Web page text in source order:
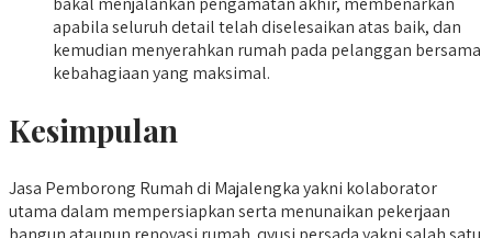
apabila seluruh detail telah diselesaikan atas baik, dan
kemudian menyerahkan rumah pada pelanggan bersama
kebahagiaan yang maksimal.
Kesimpulan
Jasa Pemborong Rumah di Majalengka yakni kolaborator
utama dalam mempersiapkan serta menunaikan pekerjaan